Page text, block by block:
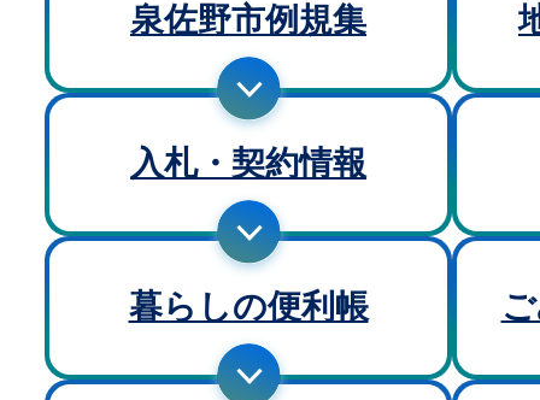
泉佐野市例規集
入札・契約情報
暮らしの便利帳